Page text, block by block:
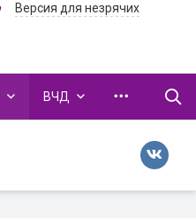
Версия для незрячих
ВЧД